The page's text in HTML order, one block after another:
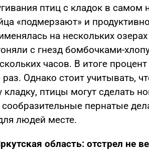
птиц с кладок в самом
«подмерзают» и
на нескольких
с гнезд бомбочками-
часов. В итоге
Однако стоит учитывать,
кладку, птицы могут сделать
пернатые
людей месте.
область: отстрел не